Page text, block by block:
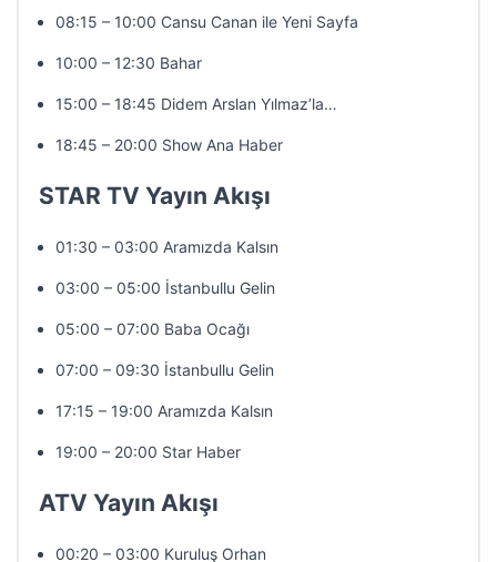
08:15 – 10:00 Cansu Canan ile Yeni Sayfa
10:00 – 12:30 Bahar
15:00 – 18:45 Didem Arslan Yılmaz’la…
18:45 – 20:00 Show Ana Haber
STAR TV Yayın Akışı
01:30 – 03:00 Aramızda Kalsın
03:00 – 05:00 İstanbullu Gelin
05:00 – 07:00 Baba Ocağı
07:00 – 09:30 İstanbullu Gelin
17:15 – 19:00 Aramızda Kalsın
19:00 – 20:00 Star Haber
ATV Yayın Akışı
00:20 – 03:00 Kuruluş Orhan